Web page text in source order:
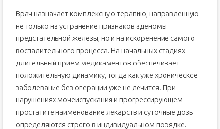
Врач назначает комплексную терапию, направленную
не только на устранение признаков аденомы
предстательной железы, но и на искоренение самого
воспалительного процесса. На начальных стадиях
длительный прием медикаментов обеспечивает
положительную динамику, тогда как уже хроническое
заболевание без операции уже не лечится. При
нарушениях мочеиспускания и прогрессирующем
простатите наименование лекарств и суточные дозы
определяются строго в индивидуальном порядке.